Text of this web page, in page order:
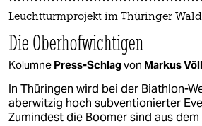
Leuchtturmprojekt im Thüringer Wald
Die Oberhofwichtigen
Kolumne Press-Schlagvon Markus
In Thüringen wird bei der Biathlon-
aberwitzig hoch subventionierter
Zumindest die Boomer sind aus dem